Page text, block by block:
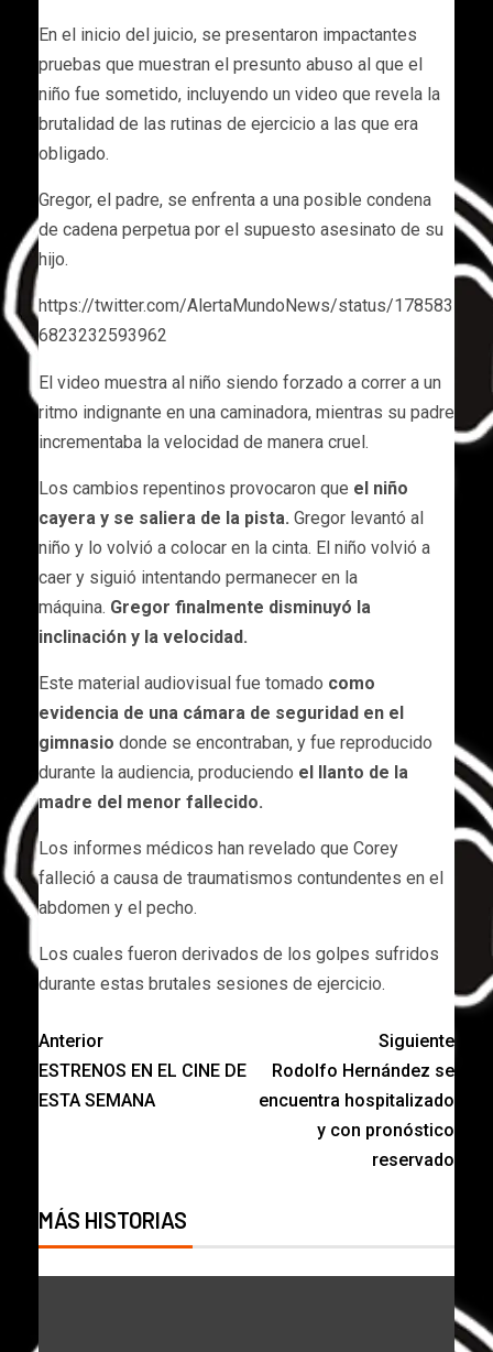
En el inicio del juicio, se presentaron impactantes
pruebas que muestran el presunto abuso al que el
niño fue sometido, incluyendo un video que revela la
brutalidad de las rutinas de ejercicio a las que era
obligado.
Gregor, el padre, se enfrenta a una posible condena
de cadena perpetua por el supuesto asesinato de su
hijo.
https://twitter.com/AlertaMundoNews/status/178583
6823232593962
El video muestra al niño siendo forzado a correr a un
ritmo indignante en una caminadora, mientras su padre
incrementaba la velocidad de manera cruel.
Los cambios repentinos provocaron que el niño
cayera y se saliera de la pista. Gregor levantó al
niño y lo volvió a colocar en la cinta. El niño volvió a
caer y siguió intentando permanecer en la
máquina. Gregor finalmente disminuyó la
inclinación y la velocidad.
Este material audiovisual fue tomado como
evidencia de una cámara de seguridad en el
gimnasio donde se encontraban, y fue reproducido
durante la audiencia, produciendo el llanto de la
madre del menor fallecido.
Los informes médicos han revelado que Corey
falleció a causa de traumatismos contundentes en el
abdomen y el pecho.
Los cuales fueron derivados de los golpes sufridos
durante estas brutales sesiones de ejercicio.
Anterior
ESTRENOS EN EL CINE DE
ESTA SEMANA
Siguiente
Rodolfo Hernández se
encuentra hospitalizado
y con pronóstico
reservado
MÁS HISTORIAS